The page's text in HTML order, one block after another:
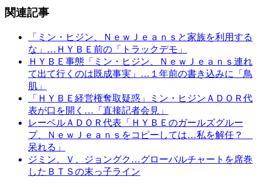
関連記事
「ミン・ヒジン、ＮｅｗＪｅａｎｓと家族を利用する
な」…ＨＹＢＥ前の「トラックデモ」
ＨＹＢＥ事態「ミン・ヒジン、ＮｅｗＪｅａｎｓ連れ
て出て行くのは既成事実」…１年前の書き込みに「鳥
肌」
「ＨＹＢＥ経営権奪取疑惑」ミン・ヒジンＡＤＯＲ代
表が口を開く…「直接記者会見」
レーベルＡＤＯＲ代表「ＨＹＢＥのガールズグルー
プ、ＮｅｗＪｅａｎｓをコピーしては…私を解任？
呆れる」
ジミン、Ｖ、ジョングク…グローバルチャートを席巻
したＢＴＳの末っ子ライン